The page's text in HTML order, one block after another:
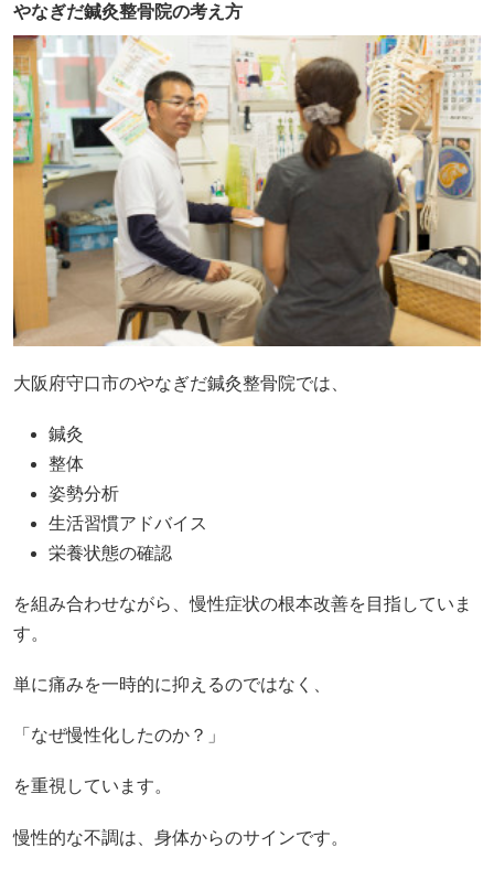
やなぎだ鍼灸整骨院の考え方
大阪府守口市のやなぎだ鍼灸整骨院では、
鍼灸
整体
姿勢分析
生活習慣アドバイス
栄養状態の確認
を組み合わせながら、慢性症状の根本改善を目指していま
す。
単に痛みを一時的に抑えるのではなく、
「なぜ慢性化したのか？」
を重視しています。
慢性的な不調は、身体からのサインです。